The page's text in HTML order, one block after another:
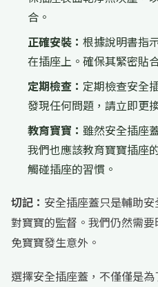
合。
正確安裝： 根據說明書指
在插座上。確保其緊密貼
定期檢查： 定期檢查安全
發現任何問題，請立即更
教育寶寶： 雖然安全插座
我們也應該教育寶寶插座
觸碰插座的習慣。
切記： 安全插座蓋只是輔助
對寶寶的監督。我們仍然需
免寶寶發生意外。
選擇安全插座蓋，不僅僅是